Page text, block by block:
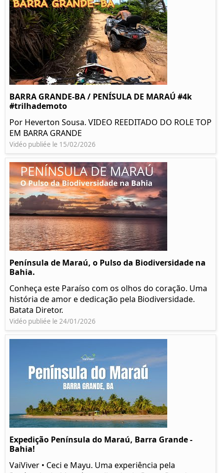
BARRA GRANDE-BA / PENÍSULA DE MARAÚ #4k
#trilhademoto
Por Heverton Sousa. VIDEO REEDITADO DO ROLE TOP
EM BARRA GRANDE
Vidéo publiée le 15/02/2026
Península de Maraú, o Pulso da Biodiversidade na
Bahia.
Conheça este Paraíso com os olhos do coração. Uma
história de amor e dedicação pela Biodiversidade.
Batata Diretor.
Vidéo publiée le 24/01/2026
Expedição Península do Maraú, Barra Grande -
Bahia!
VaiViver • Ceci e Mayu. Uma experiência pela